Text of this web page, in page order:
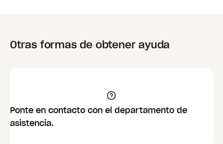
Otras formas de obtener ayuda
Ponte en contacto con el departamento de
asistencia.